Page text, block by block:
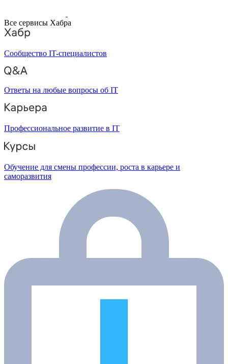
Все сервисы Хабра
Сообщество IT-специалистов
Ответы на любые вопросы об IT
Профессиональное развитие в IT
Обучение для смены профессии, роста в карьере и
саморазвития